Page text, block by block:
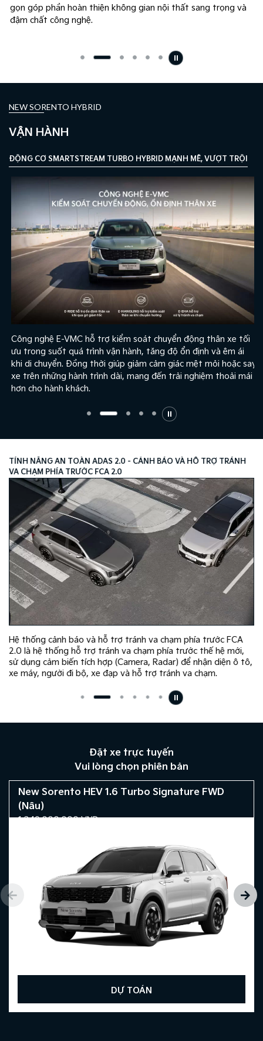
gọn góp phần hoàn thiện không gian nội thất sang trọng và
đậm chất công nghệ.
NEW SORENTO HYBRID
VẬN HÀNH
ĐỘNG CƠ SMARTSTREAM TURBO HYBRID MẠNH MẼ, VƯỢT TRỘI
Công nghệ E-VMC hỗ trợ kiểm soát chuyển động thân xe tối
ưu trong suốt quá trình vận hành, tăng độ ổn định và êm ái
khi di chuyển. Đồng thời giúp giảm cảm giác mệt mỏi hoặc say
xe trên những hành trình dài, mang đến trải nghiệm thoải mái
hơn cho hành khách.
TÍNH NĂNG AN TOÀN ADAS 2.0 - CẢNH BÁO VÀ HỖ TRỢ TRÁNH
VA CHẠM PHÍA TRƯỚC FCA 2.0
Hệ thống cảnh báo và hỗ trợ tránh va chạm phía trước FCA
2.0 là hệ thống hỗ trợ tránh va chạm phía trước thế hệ mới,
sử dụng cảm biến tích hợp (Camera, Radar) để nhận diện ô tô,
xe máy, người đi bộ, xe đạp và hỗ trợ tránh va chạm.
Đặt xe trực tuyến
Vui lòng chọn phiên bản
New Sorento HEV 1.6 Turbo Signature FWD
(Nâu)
1.349.000.000VND
DỰ TOÁN